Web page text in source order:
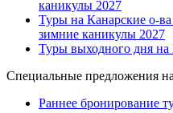
каникулы 2027
Туры на Канарские о-
зимние каникулы 2027
Туры выходного дня на
Специальные предложения
Раннее бронирование